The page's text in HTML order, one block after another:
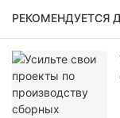
РЕКОМЕНДУЕТСЯ